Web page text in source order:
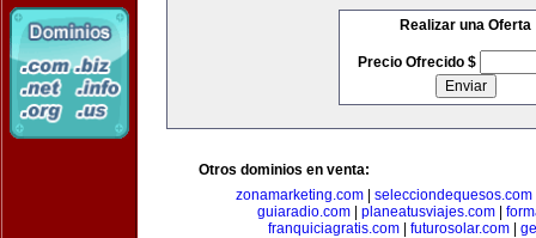
Realizar una Oferta
Precio Ofrecido $
Otros dominios en venta:
zonamarketing.com| selecciondequesos.com
guiaradio.com
planeatusviajes.com
franquiciagratis.com
futurosolar.com